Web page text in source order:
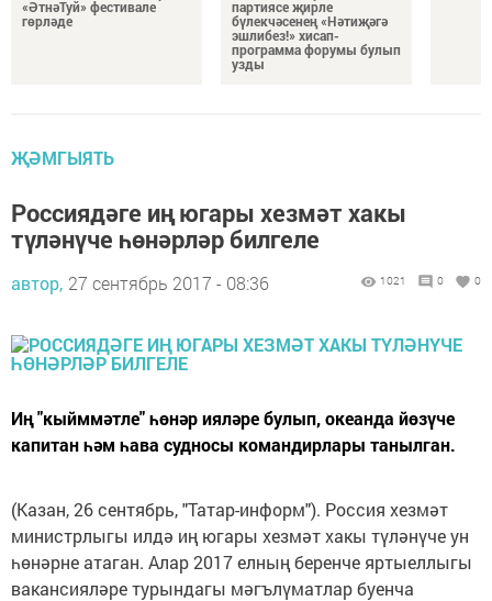
«ӘтнәТуй» фестивале
гөрләде
партиясе җирле
бүлекчәсенең «Нәтиҗәгә
эшлибез!» хисап-
программа форумы булып
узды
ҖӘМГЫЯТЬ
Россиядәге иң югары хезмәт хакы
түләнүче һөнәрләр билгеле
автор, 27 сентябрь 2017 - 08:36 1021 0 0
Иң "кыйммәтле" һөнәр ияләре булып, океанда йөзүче
капитан һәм һава судносы командирлары танылган.
(Казан, 26 сентябрь, "Татар-информ"). Россия хезмәт
министрлыгы илдә иң югары хезмәт хакы түләнүче ун
һөнәрне атаган. Алар 2017 елның беренче яртыеллыгы
вакансияләре турындагы мәгълүматлар буенча